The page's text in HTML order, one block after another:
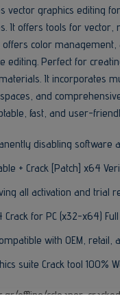
vector graphics editing
It offers tools for vector,
offers color management,
editing. Perfect for
It incorporates
and
fast, and user-
disabling software
+ Crack [Patch] x64
all activation and trial
Crack for PC (x32-x64)
with OEM, retail,
suite Crack tool 100%
offline/ccleaner-